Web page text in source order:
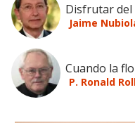
Disfrutar del
Jaime
Cuando la
P. Ronald